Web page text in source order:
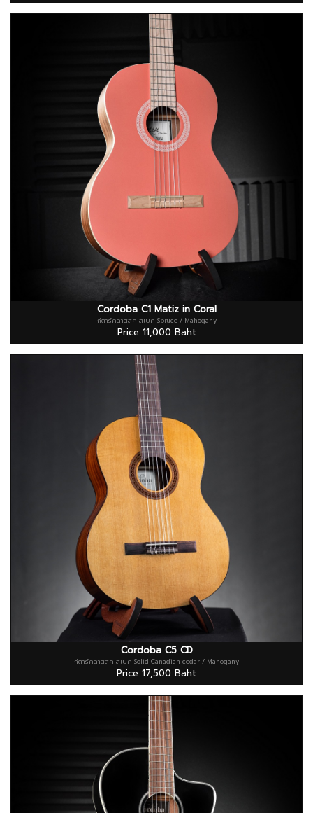
Cordoba C1 Matiz in Coral
กีตาร์คลาสสิค สเปค Spruce / Mahogany
Price 11,000 Baht
Cordoba C5 CD
กีตาร์คลาสสิค สเปค Solid Canadian cedar / Mahogany
Price 17,500 Baht